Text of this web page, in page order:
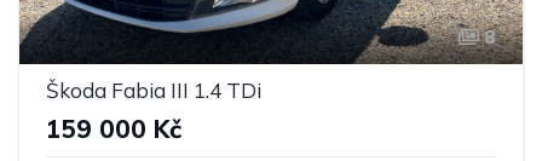
8
Škoda Fabia III 1.4 TDi
159 000 Kč